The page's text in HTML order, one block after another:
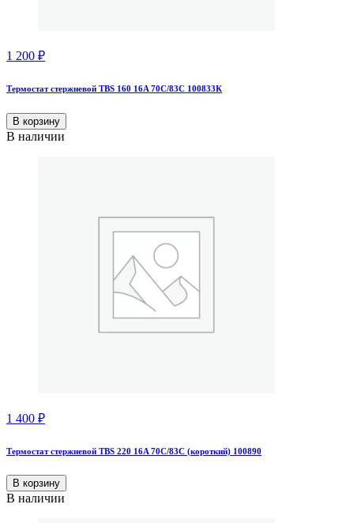
1 200 ₽
Термостат стержневой TBS 160 16A 70С/83С 100833К
В корзину
В наличии
1 400 ₽
Термостат стержневой TBS 220 16A 70С/83С (короткий) 100890
В корзину
В наличии